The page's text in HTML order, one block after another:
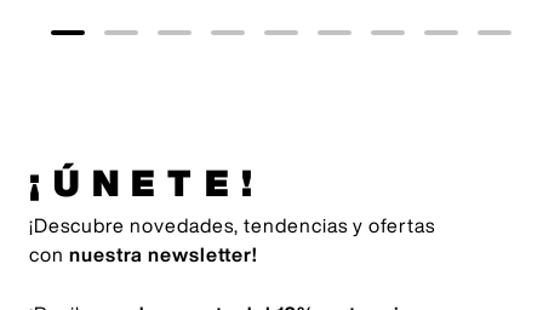
¡ÚNETE!
¡Descubre novedades, tendencias y ofertas
con nuestra newsletter!